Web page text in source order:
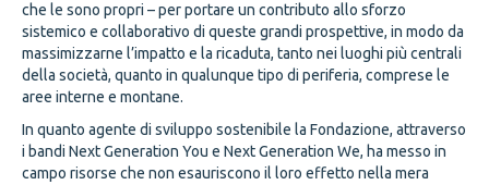
che le sono propri – per portare un contributo allo sforzo
sistemico e collaborativo di queste grandi prospettive, in modo da
massimizzarne l’impatto e la ricaduta, tanto nei luoghi più centrali
della società, quanto in qualunque tipo di periferia, comprese le
aree interne e montane.
In quanto agente di sviluppo sostenibile la Fondazione, attraverso
i bandi Next Generation You e Next Generation We, ha messo in
campo risorse che non esauriscono il loro effetto nella mera